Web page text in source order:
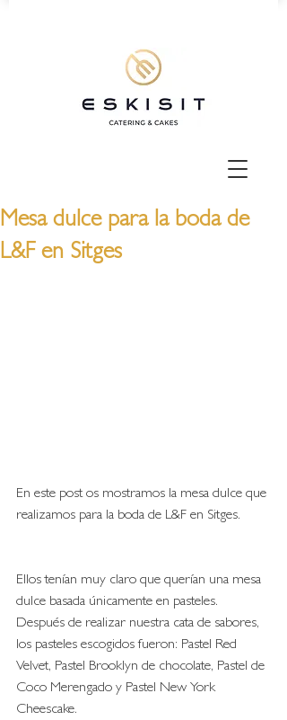
Mesa dulce para la boda de
L&F en Sitges
En este post os mostramos la mesa dulce que
realizamos para la boda de L&F en Sitges.
Ellos tenían muy claro que querían una mesa
dulce basada únicamente en pasteles.
Después de realizar nuestra cata de sabores,
los pasteles escogidos fueron: Pastel Red
Velvet, Pastel Brooklyn de chocolate, Pastel de
Coco Merengado y Pastel New York
Cheescake.